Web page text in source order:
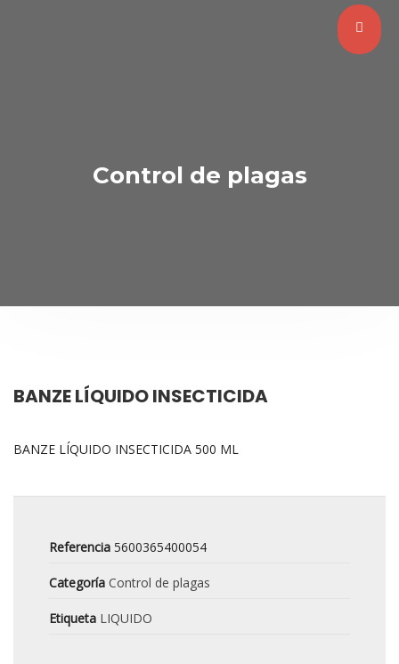
Control de plagas
BANZE LÍQUIDO INSECTICIDA
BANZE LÍQUIDO INSECTICIDA 500 ML
Referencia 5600365400054
Categoría Control de plagas
Etiqueta LIQUIDO